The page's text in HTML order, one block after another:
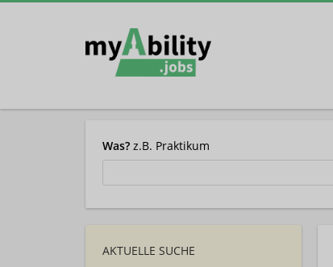
Was? z.B. Praktikum
AKTUELLE SUCHE